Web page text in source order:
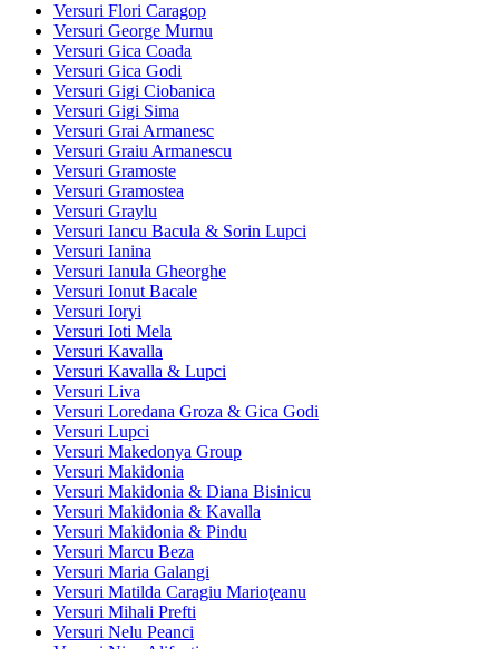
Versuri Flori Caragop
Versuri George Murnu
Versuri Gica Coada
Versuri Gica Godi
Versuri Gigi Ciobanica
Versuri Gigi Sima
Versuri Grai Armanesc
Versuri Graiu Armanescu
Versuri Gramoste
Versuri Gramostea
Versuri Graylu
Versuri Iancu Bacula & Sorin Lupci
Versuri Ianina
Versuri Ianula Gheorghe
Versuri Ionut Bacale
Versuri Ioryi
Versuri Ioti Mela
Versuri Kavalla
Versuri Kavalla & Lupci
Versuri Liva
Versuri Loredana Groza & Gica Godi
Versuri Lupci
Versuri Makedonya Group
Versuri Makidonia
Versuri Makidonia & Diana Bisinicu
Versuri Makidonia & Kavalla
Versuri Makidonia & Pindu
Versuri Marcu Beza
Versuri Maria Galangi
Versuri Matilda Caragiu Marioţeanu
Versuri Mihali Prefti
Versuri Nelu Peanci